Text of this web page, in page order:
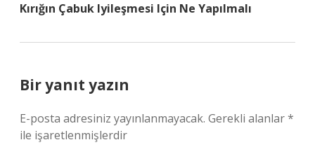
Kırığın Çabuk Iyileşmesi Için Ne Yapılmalı
Bir yanıt yazın
E-posta adresiniz yayınlanmayacak. Gerekli alanlar*
ile işaretlenmişlerdir